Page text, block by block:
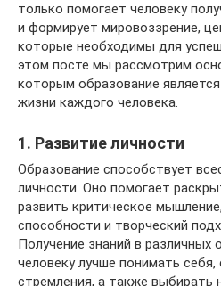
только помогает человеку
и формирует мировоззрение,
которые необходимы для
этом посте мы рассмотрим
которым образование
жизни каждого человека.
1. Развитие личности
Образование способствует
личности. Оно помогает
развить критическое
способности и творческий
Получение знаний в различных
человеку лучше понимать себя,
стремления, а также выбирать